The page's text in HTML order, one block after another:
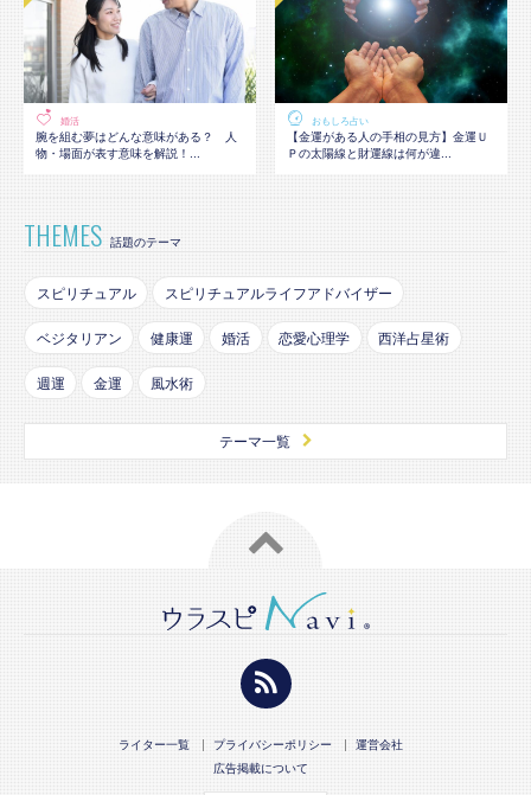
婚活
腕を組む夢はどんな意味がある？ 人
物・場面が表す意味を解説！...
おもしろ占い
【金運がある人の手相の見方】金運Ｕ
Ｐの太陽線と財運線は何が違...
THEMES 話題のテーマ
スピリチュアル スピリチュアルライフアドバイザー
ベジタリアン 健康運 婚活 恋愛心理学 西洋占星術
週運 金運 風水術
テーマ一覧
ライター一覧 プライバシーポリシー
運営会社
広告掲載について